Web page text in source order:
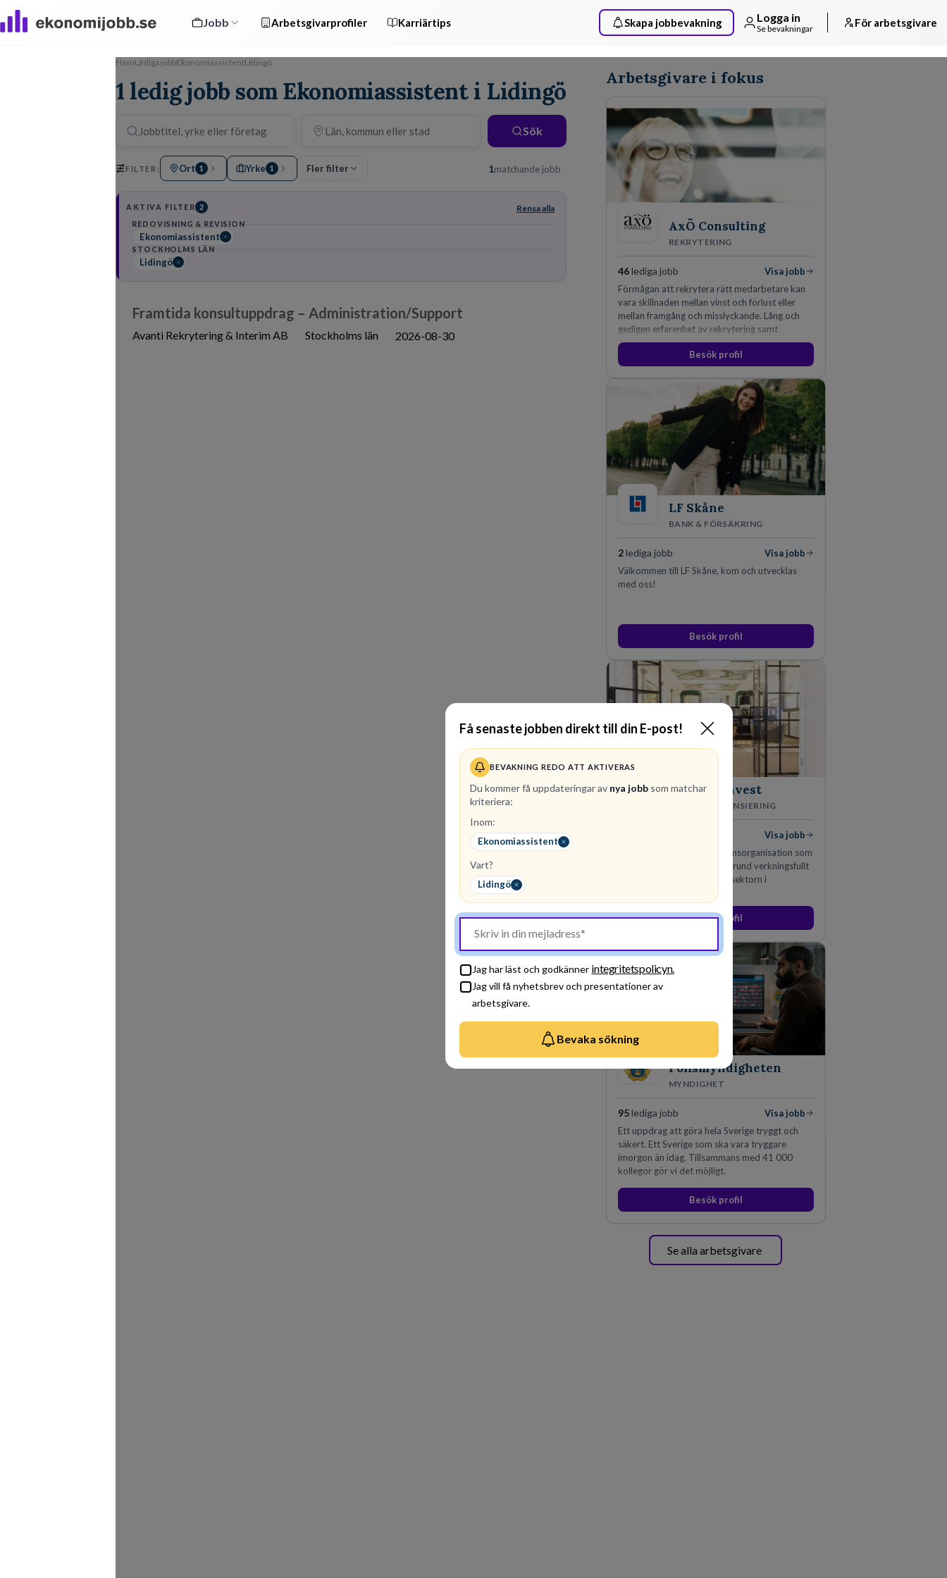
Jobb Arbetsgivarprofiler Karriärtips Skapa jobbevakning Logga in
Se bevakningar För arbetsgivare
Få senaste jobben direkt till din E-post!
BEVAKNING REDO ATT AKTIVERAS
Du kommer få uppdateringar av nya jobb som matchar
kriteriera:
Inom:
Ekonomiassistent
Vart?
Lidingö
Jag har läst och godkänner integritetspolicyn.
Jag vill få nyhetsbrev och presentationer av
arbetsgivare.
Bevaka sökning
HemLediga jobbEkonomiassistentLidingö
1 ledig jobb som Ekonomiassistent i Lidingö
Sök
FILTER: Ort 1 Yrke 1 Fler filter 1matchande jobb
AKTIVA FILTER 2 Rensa alla
REDOVISNING & REVISION
Ekonomiassistent
STOCKHOLMS LÄN
Lidingö
Framtida konsultuppdrag – Administration/Support
Avanti Rekrytering & Interim AB Stockholms län 2026-08-30
Arbetsgivare i fokus
AxÖ Consulting
REKRYTERING
46lediga jobb
Visa jobb
Förmågan att rekrytera rätt medarbetare kan
vara skillnaden mellan vinst och förlust eller
mellan framgång och misslyckande. Lång och
gedigen erfarenhet av rekrytering samt
konsultverksamhet har lärt oss just det.
Besök profil
LF Skåne
BANK & FÖRSÄKRING
2lediga jobb
Visa jobb
Välkommen till LF Skåne, kom och utvecklas
med oss!
Besök profil
Kommuninvest
KOMMUNFINANSIERING
Visa jobb
Kommuninvest är en medlemsorganisation som
utifrån en kommunal värdegrund verkningsfullt
företräder den kommunala sektorn i
Besök profil
Polismyndigheten
MYNDIGHET
95lediga jobb
Visa jobb
Ett uppdrag att göra hela Sverige tryggt och
säkert. Ett Sverige som ska vara tryggare
imorgon än idag. Tillsammans med 41 000
kollegor gör vi det möjligt.
Besök profil
Se alla arbetsgivare